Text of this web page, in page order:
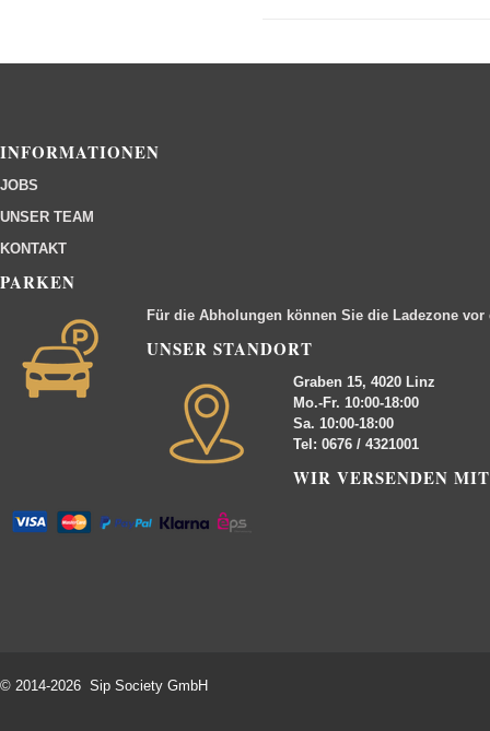
INFORMATIONEN
JOBS
UNSER TEAM
KONTAKT
PARKEN
Für die Abholungen können Sie die Ladezone
UNSER STANDORT
Graben 15, 4020 Linz
Mo.-Fr. 10:00-18:00
Sa. 10:00-18:00
Tel: 0676 / 4321001
WIR VERSENDEN
© 2014-2026 Sip Society GmbH